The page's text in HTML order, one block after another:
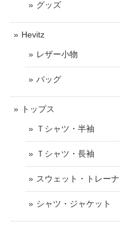
グッズ
Hevitz
レザー小物
バッグ
トップス
Ｔシャツ・半袖
Ｔシャツ・長袖
スウェット・トレー
シャツ・ジャケット